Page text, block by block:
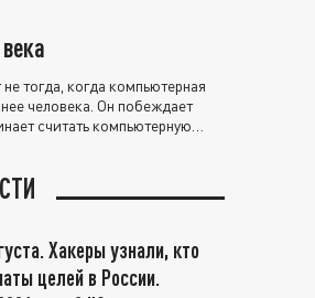
тогда, когда компьютерная
человека. Он побеждает
считать компьютерную
Хакеры узнали, кто
целей в России.